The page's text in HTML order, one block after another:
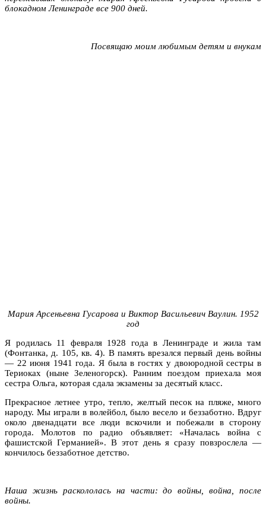
блокадном Ленинграде все 900 дней.
Посвящаю моим любимым детям и внукам
Мария Арсеньевна Гусарова и Виктор Васильевич Ваулин. 1952
год
Я родилась 11 февраля 1928 года в Ленинграде и жила там
(Фонтанка, д. 105, кв. 4). В память врезался первый день войны
— 22 июня 1941 года. Я была в гостях у двоюродной сестры в
Териоках (ныне Зеленогорск). Ранним поездом приехала моя
сестра Ольга, которая сдала экзамены за десятый класс.
Прекрасное летнее утро, тепло, желтый песок на пляже, много
народу. Мы играли в волейбол, было весело и беззаботно. Вдруг
около двенадцати все люди вскочили и побежали в сторону
города. Молотов по радио объявляет: «Началась война с
фашистской Германией». В этот день я сразу повзрослела —
кончилось беззаботное детство.
Наша жизнь раскололась на части: до войны, война, после
войны.